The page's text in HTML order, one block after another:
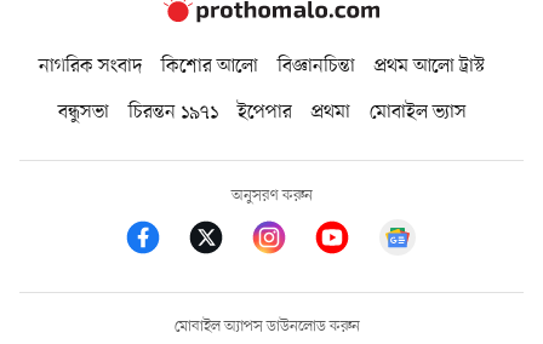
নাগরিক সংবাদ কিশোর আলো বিজ্ঞানচিন্তা
প্রথম আলো ট্রাস্ট
বন্ধুসভা
চিরন্তন ১৯৭১ ইপেপার প্রথমা মোবাইল ভ্যাস
অনুসরণ করুন
মোবাইল অ্যাপস ডাউনলোড করুন